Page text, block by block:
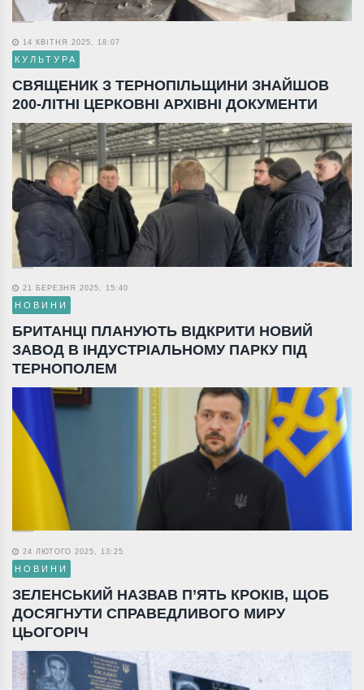
14 КВІТНЯ 2025, 18:07
КУЛЬТУРА
СВЯЩЕНИК З ТЕРНОПІЛЬЩИНИ ЗНАЙШОВ
200-ЛІТНІ ЦЕРКОВНІ АРХІВНІ ДОКУМЕНТИ
21 БЕРЕЗНЯ 2025, 15:40
НОВИНИ
БРИТАНЦІ ПЛАНУЮТЬ ВІДКРИТИ НОВИЙ
ЗАВОД В ІНДУСТРІАЛЬНОМУ ПАРКУ ПІД
ТЕРНОПОЛЕМ
24 ЛЮТОГО 2025, 13:25
НОВИНИ
ЗЕЛЕНСЬКИЙ НАЗВАВ П’ЯТЬ КРОКІВ, ЩОБ
ДОСЯГНУТИ СПРАВЕДЛИВОГО МИРУ
ЦЬОГОРІЧ